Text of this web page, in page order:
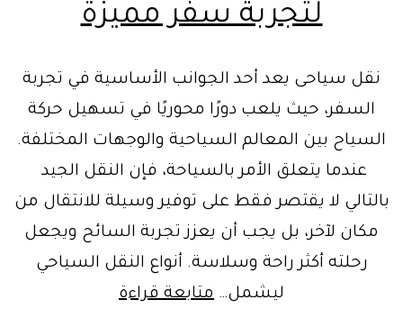
لتجربة سفر مميزة
نقل سياحى يعد أحد الجوانب الأساسية في تجربة
السفر، حيث يلعب دورًا محوريًا في تسهيل حركة
السياح بين المعالم السياحية والوجهات المختلفة.
عندما يتعلق الأمر بالسياحة، فإن النقل الجيد
بالتالي لا يقتصر فقط على توفير وسيلة للانتقال من
مكان لآخر، بل يجب أن يعزز تجربة السائح ويجعل
رحلته أكثر راحة وسلاسة. أنواع النقل السياحي
ليشمل… متابعة قراءةخدمات